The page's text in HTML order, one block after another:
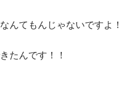
んてもんじゃないですよ！
たんです！！